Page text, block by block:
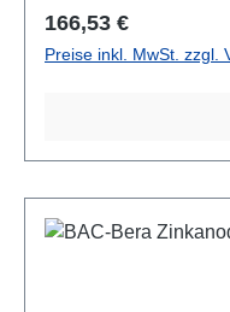
Regulärer Preis:
166,53 €
Preise inkl. MwSt. zzgl.